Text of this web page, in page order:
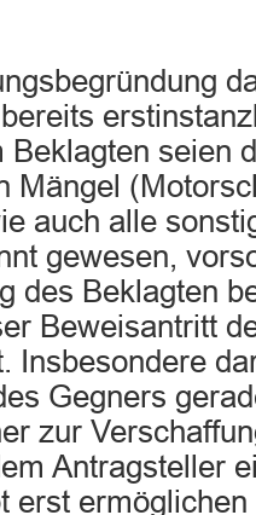
Beklagten seien
Mängel
auch alle
gewesen,
des Beklagten
Beweisantritt
Insbesondere
Gegners
zur
Antragsteller
erst